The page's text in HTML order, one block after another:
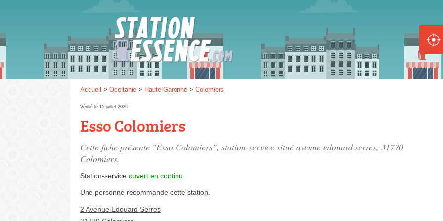
Accueil > Occitanie > Haute-Garonne > Colomiers
Vérifié le 15 juillet 2026
Esso Colomiers
Cette fiche présente "Esso Colomiers", station-service situé avenue edouard serres, 31770
Colomiers.
Station-service ouvert en continu
Une personne recommande cette station.
2 Avenue Edouard Serres
Gazole :
Disponible Épuisé
SP 98 :
Disponible Épuisé